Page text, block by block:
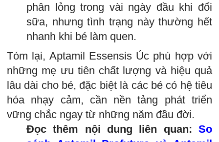
phân lỏng trong vài ngày đầu khi đổi
sữa, nhưng tình trạng này thường hết
nhanh khi bé làm quen.
Tóm lại, Aptamil Essensis Úc phù hợp với
những mẹ ưu tiên chất lượng và hiệu quả
lâu dài cho bé, đặc biệt là các bé có hệ tiêu
hóa nhạy cảm, cần nền tảng phát triển
vững chắc ngay từ những năm đầu đời.
Đọc thêm nội dung liên quan: So